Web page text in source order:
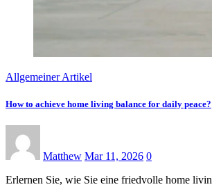
Allgemeiner Artikel
How to achieve home living balance for daily peace?
Matthew Mar 11, 2026 0
Erlernen Sie, wie Sie eine friedvolle home